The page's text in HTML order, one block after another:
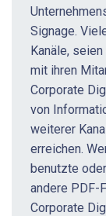
Signage.
Kanäle,
mit ihren
Corporate
von
weiterer
erreichen.
benutzte
andere PDF-
Corporate